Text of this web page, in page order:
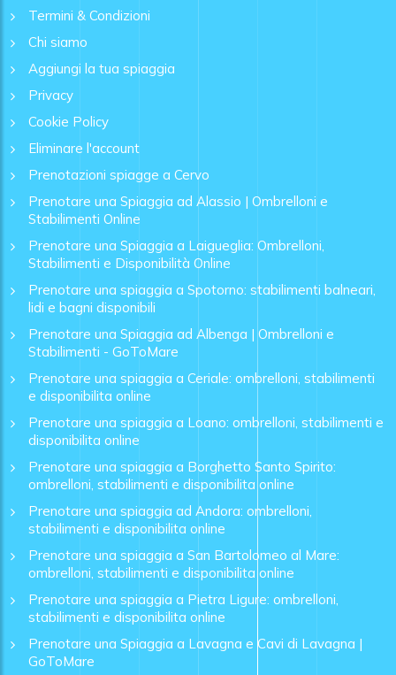
Termini & Condizioni
Chi siamo
Aggiungi la tua spiaggia
Privacy
Cookie Policy
Eliminare l'account
Prenotazioni spiagge a Cervo
Prenotare una Spiaggia ad Alassio | Ombrelloni e
Stabilimenti Online
Prenotare una Spiaggia a Laigueglia: Ombrelloni,
Stabilimenti e Disponibilità Online
Prenotare una spiaggia a Spotorno: stabilimenti balneari,
lidi e bagni disponibili
Prenotare una Spiaggia ad Albenga | Ombrelloni e
Stabilimenti - GoToMare
Prenotare una spiaggia a Ceriale: ombrelloni, stabilimenti
e disponibilita online
Prenotare una spiaggia a Loano: ombrelloni, stabilimenti e
disponibilita online
Prenotare una spiaggia a Borghetto Santo Spirito:
ombrelloni, stabilimenti e disponibilita online
Prenotare una spiaggia ad Andora: ombrelloni,
stabilimenti e disponibilita online
Prenotare una spiaggia a San Bartolomeo al Mare:
ombrelloni, stabilimenti e disponibilita online
Prenotare una spiaggia a Pietra Ligure: ombrelloni,
stabilimenti e disponibilita online
Prenotare una Spiaggia a Lavagna e Cavi di Lavagna |
GoToMare